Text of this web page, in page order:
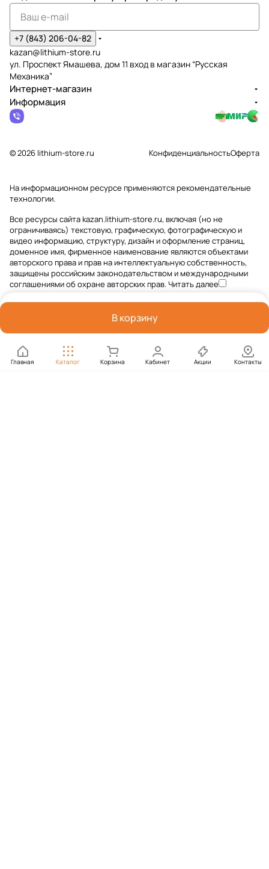
В корзину
Главная Каталог Корзина Кабинет Акции Контакты
+7 (843) 206-04-82
kazan@lithium-store.ru
ул. Проспект Ямашева, дом 11 вход в магазин “Русская
Механика”
Интернет-магазин
Информация
© 2026 lithium-store.ru КонфиденциальностьОферта
На информационном ресурсе применяютсярекомендательные
технологии.
Все ресурсы сайта kazan.lithium-store.ru, включая (но не
ограничиваясь) текстовую, графическую, фотографическую и
видео информацию, структуру, дизайн и оформление страниц,
доменное имя, фирменное наименование являются объектами
авторского права и прав на интеллектуальную собственность,
защищены российским законодательством и международными
соглашениями об охране авторских прав.Читать далее